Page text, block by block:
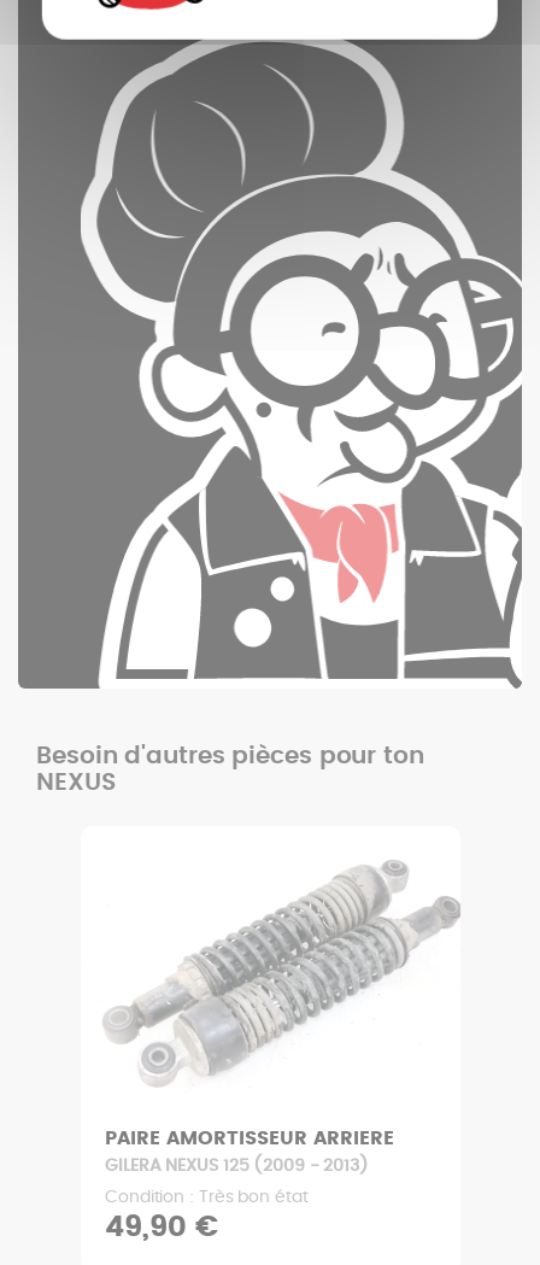
Besoin d'autres pièces pour ton
NEXUS
PAIRE AMORTISSEUR ARRIERE
GILERA NEXUS 125 (2009 - 2013)
Condition : Très bon état
49,90 €